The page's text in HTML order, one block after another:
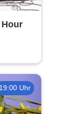
19:00 Uhr